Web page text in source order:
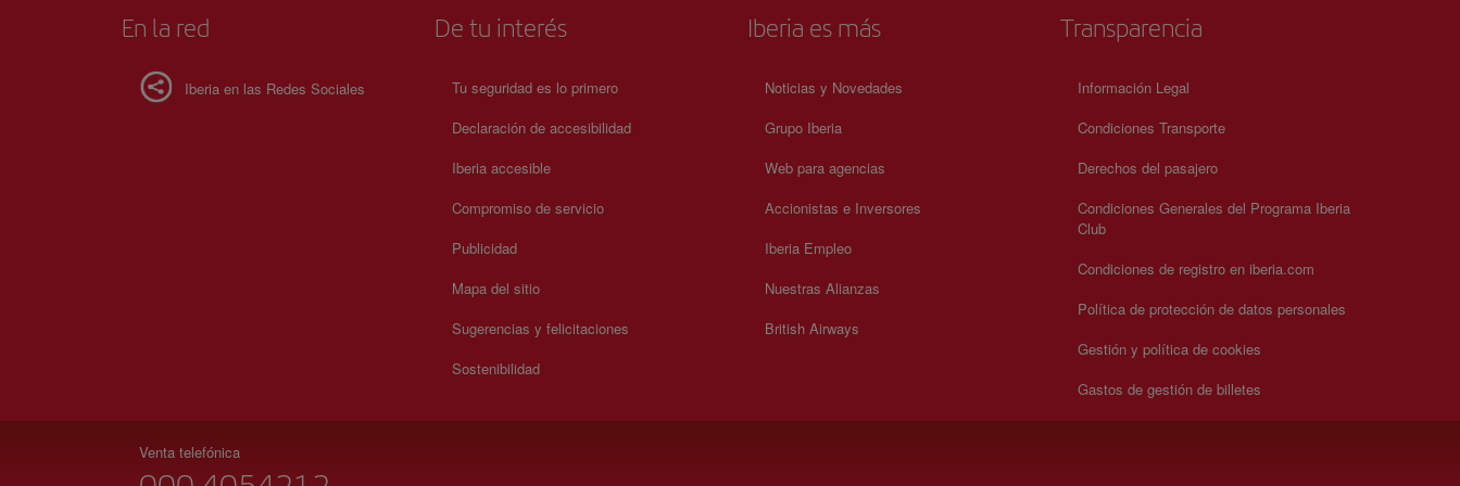
En la red
Iberia en las Redes Sociales
De tu interés
Tu seguridad es lo primero
Declaración de accesibilidad
Iberia accesible
Compromiso de servicio
Publicidad
Mapa del sitio
Sugerencias y felicitaciones
Sostenibilidad
Iberia es más
Noticias y Novedades
Grupo Iberia
Web para agencias
Accionistas e Inversores
Iberia Empleo
Nuestras Alianzas
British Airways
Transparencia
Información Legal
Condiciones Transporte
Derechos del pasajero
Condiciones Generales del Programa Iberia
Club
Condiciones de registro en iberia.com
Política de protección de datos personales
Gestión y política de cookies
Gastos de gestión de billetes
Venta telefónica